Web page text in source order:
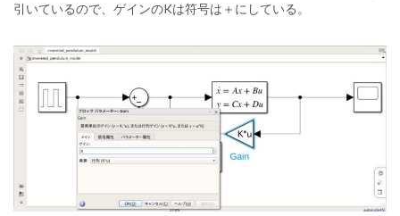
引いているので、ゲインのKは符号は＋にしている。